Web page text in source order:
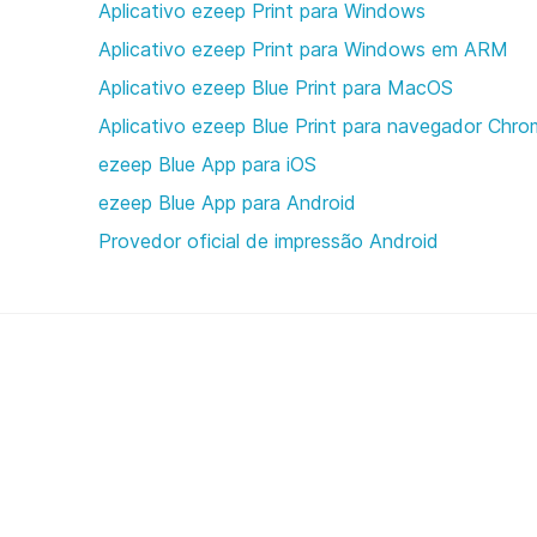
Aplicativo ezeep Print para Windows
Aplicativo ezeep Print para Windows em ARM
Aplicativo ezeep Blue Print para MacOS
Aplicativo ezeep Blue Print para navegador
ezeep Blue App para iOS
ezeep Blue App para Android
Provedor oficial de impressão Android